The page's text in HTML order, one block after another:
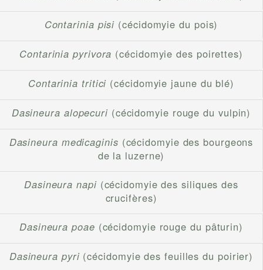
Contarinia pisi (cécidomyie du pois)
Contarinia pyrivora (cécidomyie des poirettes)
Contarinia tritici (cécidomyie jaune du blé)
Dasineura alopecuri (cécidomyie rouge du vulpin)
Dasineura medicaginis (cécidomyie des bourgeons
de la luzerne)
Dasineura napi(cécidomyie des siliques des
crucifères)
Dasineura poae (cécidomyie rouge du pâturin)
Dasineura pyri(cécidomyie des feuilles du poirier)